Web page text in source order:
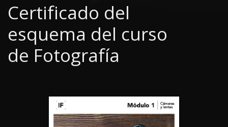
Certificado del
esquema del curso
de Fotografía